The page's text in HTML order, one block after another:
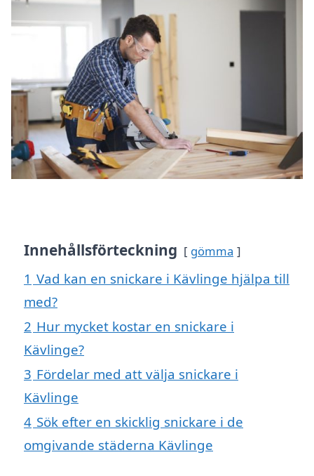
Innehållsförteckning gömma
1 Vad kan en snickare i Kävlinge hjälpa till
med?
2 Hur mycket kostar en snickare i
Kävlinge?
3 Fördelar med att välja snickare i
Kävlinge
4 Sök efter en skicklig snickare i de
omgivande städerna Kävlinge